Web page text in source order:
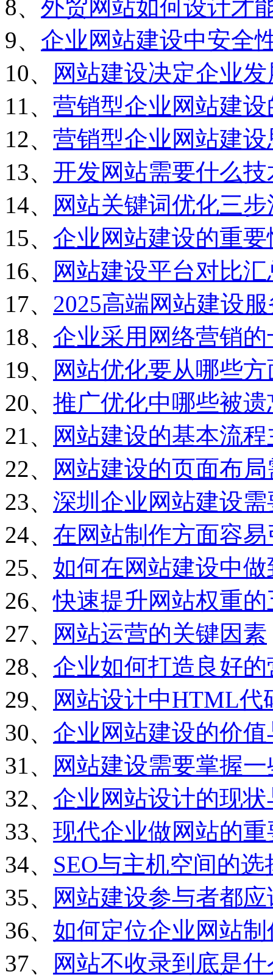
8、 外贸网站如何设计才
9、 企业网站建设中安全
10、
网站建设决定企业
11、 营销型企业网站建
12、 营销型企业网站建设
13、 开发网站需要什么技
14、
网站关键词优化三步
15、 企业网站建设的重要
16、
网站建设平台对比汇
17、 2025高端网站建设
18、 企业采用网络营销
19、
网站优化要从哪些
20、 推广优化中哪些被
21、
网站建设的基本流
22、
网站建设的页面布
23、 深圳企业网站建设
24、 在网站制作方面容
25、 如何在网站建设中
26、快速提升网站权重
27、
网站运营的关键因素
28、 企业如何打造良好
29、
网站设计中HTML代
30、 企业网站建设的价
31、
网站建设需要掌握
32、 企业网站设计的现
33、 现代企业做网站的重
34、 SEO与主机空间的选
35、
网站建设参与者都
36、 如何定位企业网站
37、
网站不收录到底是